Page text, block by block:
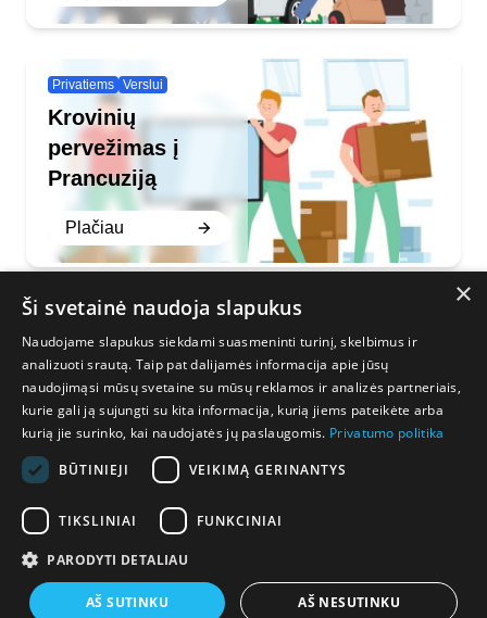
Privatiems Verslui
Krovinių
pervežimas į
Prancuziją
Plačiau
Mus galite rasti:
Facebook
Instagram
+37060475000
info@ae-trans.lt
Privatumo politika
Bendrosios sąlygos
© 2026 AE-trans.lt. Visos teisės saugomos.
×
Ši svetainė naudoja slapukus
Naudojame slapukus siekdami suasmeninti turinį, skelbimus ir
analizuoti srautą. Taip pat dalijamės informacija apie jūsų
naudojimąsi mūsų svetaine su mūsų reklamos ir analizės partneriais,
kurie gali ją sujungti su kita informacija, kurią jiems pateikėte arba
kurią jie surinko, kai naudojatės jų paslaugomis. Privatumo politika
BŪTINIEJI
VEIKIMĄ GERINANTYS
TIKSLINIAI FUNKCINIAI
PARODYTI DETALIAU
AŠ SUTINKU AŠ NESUTINKU